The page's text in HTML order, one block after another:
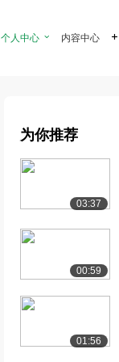
个人中心  内容中心 
为你推荐
03:37
00:59
01:56